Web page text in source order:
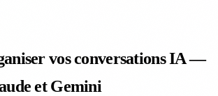
vos conversations IA —
et Gemini